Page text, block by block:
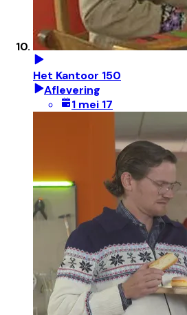
Het Kantoor 150
Aflevering
1 mei 17